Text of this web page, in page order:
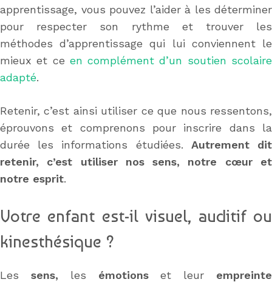
apprentissage, vous pouvez l’aider à les déterminer
pour respecter son rythme et trouver les
méthodes d’apprentissage qui lui conviennent le
mieux et ce en complément d’un soutien scolaire
adapté.
Retenir, c’est ainsi utiliser ce que nous ressentons,
éprouvons et comprenons pour inscrire dans la
durée les informations étudiées. Autrement dit
retenir, c’est utiliser nos sens, notre cœur et
notre esprit.
Votre enfant est-il visuel, auditif ou
kinesthésique ?
Les sens, les émotionset leur empreinte